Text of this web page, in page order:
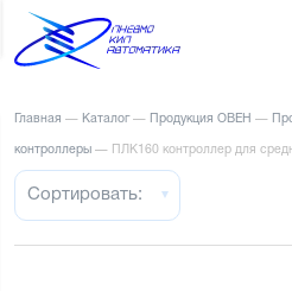
Главная — Каталог — Продукция ОВЕН —
контроллеры — ПЛК160 контроллер для
Сортировать: